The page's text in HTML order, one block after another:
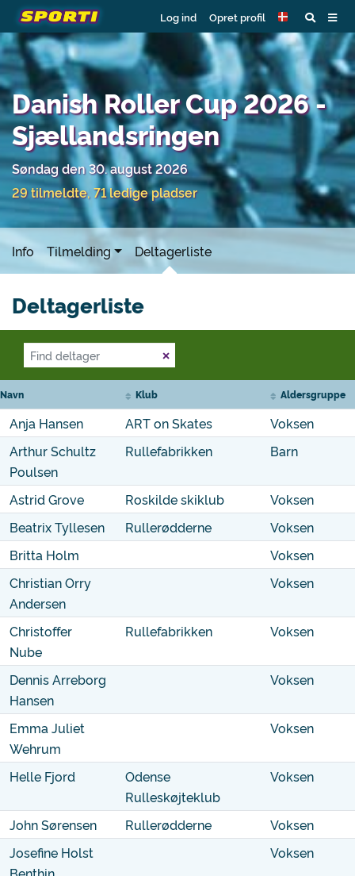
Log ind Opret profil
Danish Roller Cup 2026 -
Sjællandsringen
Søndag den 30. august 2026
29 tilmeldte, 71 ledige pladser
Info Tilmelding Deltagerliste
Deltagerliste
×
Navn Klub Aldersgruppe
Anja Hansen ART on Skates
Voksen
Arthur Schultz
Poulsen
Rullefabrikken Barn
Astrid Grove Roskilde skiklub
Voksen
Beatrix Tyllesen
Rullerødderne
Voksen
Britta Holm
Voksen
Christian Orry
Andersen
Voksen
Christoffer
Nube
Rullefabrikken Voksen
Dennis Arreborg
Hansen
Voksen
Emma Juliet
Wehrum
Voksen
Helle Fjord
Odense
Rulleskøjteklub
Voksen
John Sørensen Rullerødderne
Voksen
Josefine Holst
Voksen